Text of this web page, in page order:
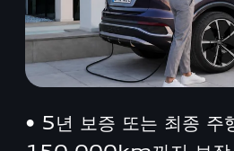
• 5년 보증 또는 최종 주